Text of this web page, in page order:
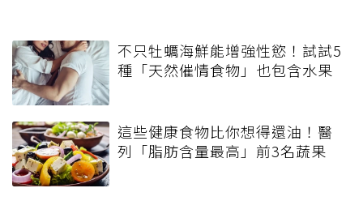
不只牡蠣海鮮能增強性慾！試試5
種「天然催情食物」也包含水果
這些健康食物比你想得還油！醫
列「脂肪含量最高」前3名蔬果